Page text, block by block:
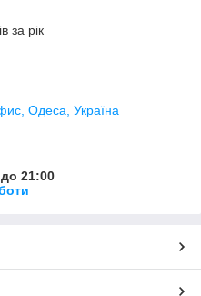
за рік
Одеса, Україна
21:00